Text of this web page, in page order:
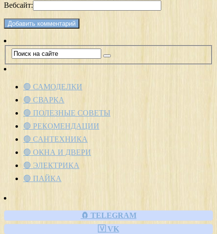
Вебсайт:
🟢 САМОДЕЛКИ
🟢 СВАРКА
🟢 ПОЛЕЗНЫЕ СОВЕТЫ
🟢 РЕКОМЕНДАЦИИ
🟢 САНТЕХНИКА
🟢 ОКНА И ДВЕРИ
🟢 ЭЛЕКТРИКА
🟢 ПАЙКА
🧲 TELEGRAM
🇻 VK